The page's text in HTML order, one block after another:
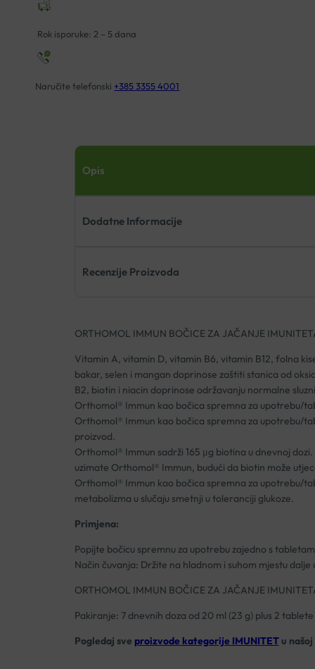
DOZA
količina
Rok isporuke: 2 – 5 dana
Naručite telefonski +385 3355 4001
Opis
Dodatne Informacije
Recenzije Proizvoda
ORTHOMOL IMMUN BOČICE ZA JAČANJE
Vitamin A, vitamin D, vitamin B6, vitamin B12, folna
bakar, selen i mangan doprinose zaštiti stanica od
B2, biotin i niacin doprinose održavanju normalne
Orthomol® Immun kao bočica spremna za upotrebu/
Orthomol® Immun kao bočica spremna za upotrebu/
proizvod.
Orthomol® Immun sadrži 165 μg biotina u dnevnoj
uzimate Orthomol® Immun, budući da biotin može
Orthomol® Immun kao bočica spremna za upotrebu/
metabolizma u slučaju smetnji u toleranciji glukoze.
Primjena:
Popijte bočicu spremnu za upotrebu zajedno s
Način čuvanja: Držite na hladnom i suhom mjestu dalje
ORTHOMOL IMMUN BOČICE ZA JAČANJE
Pakiranje: 7 dnevnih doza od 20 ml (23 g) plus 2
Pogledaj sve proizvode kategorije IMUNITETu